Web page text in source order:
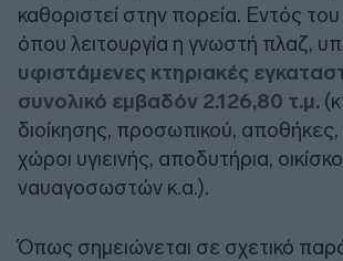
καθοριστεί στην πορεία. Εντός του
όπου λειτουργία η γνωστή πλαζ,
υφιστάμενες κτηριακές
συνολικό εμβαδόν 2.126,80 τ.μ.
διοίκησης, προσωπικού,
χώροι υγιεινής, αποδυτήρια,
ναυαγοσωστών κ.α.).
Όπως σημειώνεται σε σχετικό